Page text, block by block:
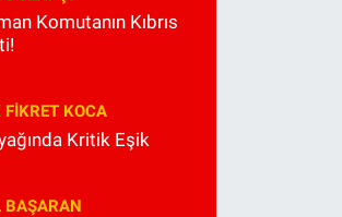
Komutanın Kıbrıs
FIKRET KOCA
Kritik Eşik
BAŞARAN